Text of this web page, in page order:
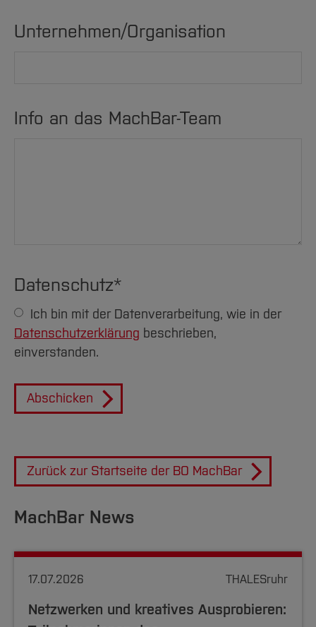
Unternehmen/Organisation
Info an das MachBar-Team
Datenschutz*
Ich bin mit der Datenverarbeitung, wie in der
Datenschutzerklärung beschrieben,
einverstanden.
Abschicken
Zurück zur Startseite der BO MachBar
MachBar News
17.07.2026 THALESruhr
Netzwerken und kreatives Ausprobieren: